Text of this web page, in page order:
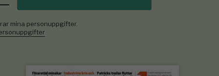
mina personuppgifter.